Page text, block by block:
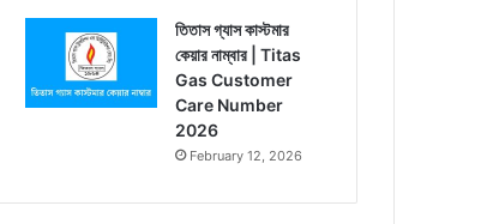
তিতাস গ্যাস কাস্টমার
কেয়ার নাম্বার | Titas
Gas Customer
Care Number
2026
February 12, 2026